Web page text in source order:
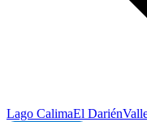
Lago CalimaEl Darién